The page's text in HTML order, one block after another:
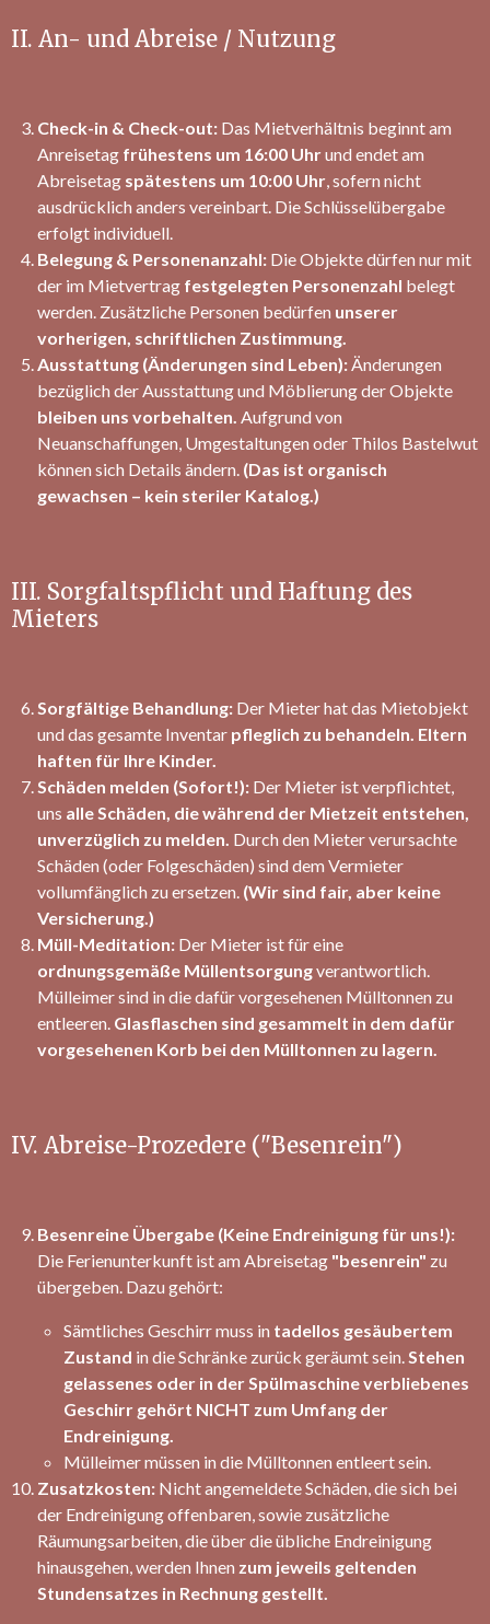
II. An- und Abreise / Nutzung
Check-in & Check-out: Das Mietverhältnis beginnt am
Anreisetag frühestens um 16:00 Uhrund endet am
Abreisetag spätestens um 10:00 Uhr, sofern nicht
ausdrücklich anders vereinbart. Die Schlüsselübergabe
erfolgt individuell.
Belegung & Personenanzahl: Die Objekte dürfen nur mit
der im Mietvertrag festgelegten Personenzahl belegt
werden. Zusätzliche Personen bedürfen unserer
vorherigen, schriftlichen Zustimmung.
Ausstattung (Änderungen sind Leben):Änderungen
bezüglich der Ausstattung und Möblierung der Objekte
bleiben uns vorbehalten. Aufgrund von
Neuanschaffungen, Umgestaltungen oder Thilos Bastelwut
können sich Details ändern. (Das ist organisch
gewachsen – kein steriler Katalog.)
III. Sorgfaltspflicht und Haftung des
Mieters
Sorgfältige Behandlung: Der Mieter hat das Mietobjekt
und das gesamte Inventar pfleglich zu behandeln. Eltern
haften für Ihre Kinder.
Schäden melden (Sofort!): Der Mieter ist verpflichtet,
uns alle Schäden, die während der Mietzeit entstehen,
unverzüglich zu melden. Durch den Mieter verursachte
Schäden (oder Folgeschäden) sind dem Vermieter
vollumfänglich zu ersetzen. (Wir sind fair, aber keine
Versicherung.)
Müll-Meditation: Der Mieter ist für eine
ordnungsgemäße Müllentsorgungverantwortlich.
Mülleimer sind in die dafür vorgesehenen Mülltonnen zu
entleeren. Glasflaschen sind gesammelt in dem dafür
vorgesehenen Korb bei den Mülltonnen zu lagern.
IV. Abreise-Prozedere ("Besenrein")
Besenreine Übergabe (Keine Endreinigung für uns!):
Die Ferienunterkunft ist am Abreisetag "besenrein" zu
übergeben. Dazu gehört:
Sämtliches Geschirr muss in tadellos gesäubertem
Zustand in die Schränke zurück geräumt sein.Stehen
gelassenes oder in der Spülmaschine verbliebenes
Geschirr gehört NICHT zum Umfang der
Endreinigung.
Mülleimer müssen in die Mülltonnen entleert sein.
Zusatzkosten: Nicht angemeldete Schäden, die sich bei
der Endreinigung offenbaren, sowie zusätzliche
Räumungsarbeiten, die über die übliche Endreinigung
hinausgehen, werden Ihnen zum jeweils geltenden
Stundensatzes in Rechnung gestellt.